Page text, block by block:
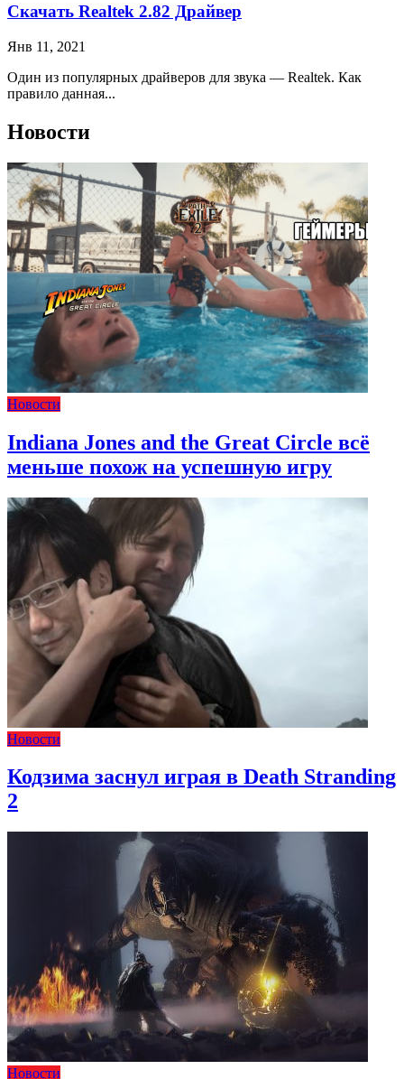
Скачать Realtek 2.82 Драйвер
Янв 11, 2021
Один из популярных драйверов для звука — Realtek. Как
правило данная...
Новости
Новости
Indiana Jones and the Great Circle всё
меньше похож на успешную игру
Новости
Кодзима заснул играя в Death Stranding
2
Новости